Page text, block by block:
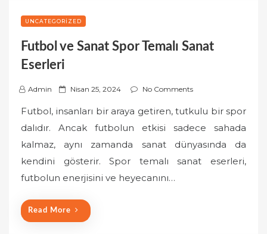
UNCATEGORIZED
Futbol ve Sanat Spor Temalı Sanat
Eserleri
Admin
P
s
t
e
d
Nisan 25, 2024 No Comments
Futbol, insanları bir araya getiren, tutkulu bir spor
dalıdır. Ancak futbolun etkisi sadece sahada
kalmaz, aynı zamanda sanat dünyasında da
kendini gösterir. Spor temalı sanat eserleri,
futbolun enerjisini ve heyecanını…
Read More